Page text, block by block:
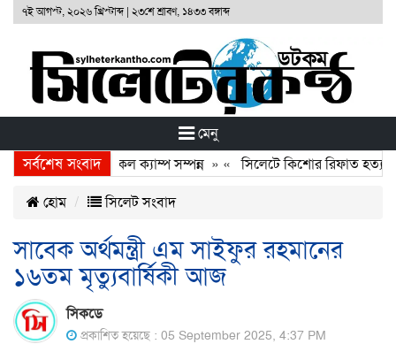
৭ই আগস্ট, ২০২৬ খ্রিস্টাব্দ| ২৩শে শ্রাবণ, ১৪৩৩ বঙ্গাব্দ
মেনু
সর্বশেষ সংবাদ
ফ্রি মেডিকেল ক্যাম্প সম্পন্ন» « সিলেটে কিশোর রিফাত
হোম সিলেট সংবাদ
সাবেক অর্থমন্ত্রী এম সাইফুর রহমানের
১৬তম মৃত্যুবার্ষিকী আজ
সিকডে
প্রকাশিত হয়েছে : 05 September 2025, 4:37 PM